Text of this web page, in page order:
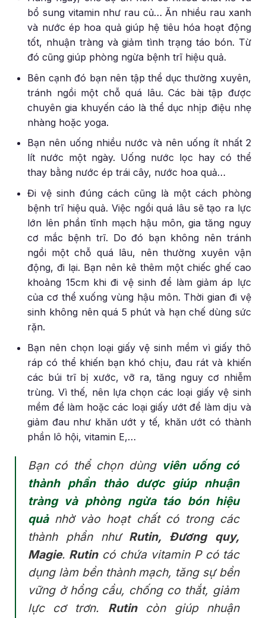
bổ sung vitamin như rau củ… Ăn nhiều rau xanh
và nước ép hoa quả giúp hệ tiêu hóa hoạt động
tốt, nhuận tràng và giảm tình trạng táo bón. Từ
đó cũng giúp phòng ngừa bệnh trĩ hiệu quả.
Bên cạnh đó bạn nên tập thể dục thường xuyên,
tránh ngồi một chỗ quá lâu. Các bài tập được
chuyên gia khuyến cáo là thể dục nhịp điệu nhẹ
nhàng hoặc yoga.
Bạn nên uống nhiều nước và nên uống ít nhất 2
lít nước một ngày. Uống nước lọc hay có thể
thay bằng nước ép trái cây, nước hoa quả…
Đi vệ sinh đúng cách cũng là một cách phòng
bệnh trĩ hiệu quả. Việc ngồi quá lâu sẽ tạo ra lực
lớn lên phần tĩnh mạch hậu môn, gia tăng nguy
cơ mắc bệnh trĩ. Do đó bạn không nên tránh
ngồi một chỗ quá lâu, nên thường xuyên vận
động, đi lại. Bạn nên kê thêm một chiếc ghế cao
khoảng 15cm khi đi vệ sinh để làm giảm áp lực
của cơ thể xuống vùng hậu môn. Thời gian đi vệ
sinh không nên quá 5 phút và hạn chế dùng sức
rặn.
Bạn nên chọn loại giấy vệ sinh mềm vì giấy thô
ráp có thể khiến bạn khó chịu, đau rát và khiến
các búi trĩ bị xước, vỡ ra, tăng nguy cơ nhiễm
trùng. Vì thế, nên lựa chọn các loại giấy vệ sinh
mềm để làm hoặc các loại giấy ướt để làm dịu và
giảm đau như khăn ướt y tế, khăn ướt có thành
phần lô hội, vitamin E,…
Bạn có thể chọn dùng viên uống có
thành phần thảo dược giúp nhuận
tràng và phòng ngừa táo bón hiệu
quảnhờ vào hoạt chất có trong các
thành phần như Rutin, Đương quy,
Magie. Rutincó chứa vitamin P có tác
dụng làm bền thành mạch, tăng sự bền
vững ở hồng cầu, chống co thắt, giảm
lực cơ trơn. Rutincòn giúp nhuận